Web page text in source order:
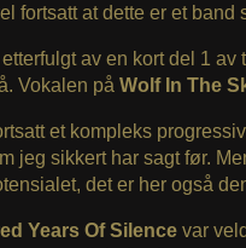
fortsatt at dette er et
etterfulgt av en kort del 1
Vokalen på Wolf In The
et kompleks
jeg sikkert har sagt før.
det er her også
Years Of Silencevar